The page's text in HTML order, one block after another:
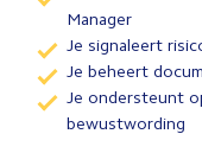
Manager
Je signaleert
Je beheert
Je ondersteunt
bewustwording